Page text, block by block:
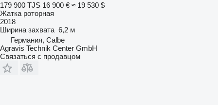
179 900 TJS 16 900 € ≈ 19 530 $
Жатка роторная
2018
Ширина захвата 6,2 м
Германия, Calbe
Agravis Technik Center GmbH
Связаться с продавцом